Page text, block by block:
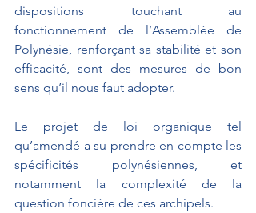
dispositions touchant au
fonctionnement de l’Assemblée de
Polynésie, renforçant sa stabilité et son
efficacité, sont des mesures de bon
sens qu’il nous faut adopter.
Le projet de loi organique tel
qu’amendé a su prendre en compte les
spécificités polynésiennes, et
notamment la complexité de la
question foncière de ces archipels.